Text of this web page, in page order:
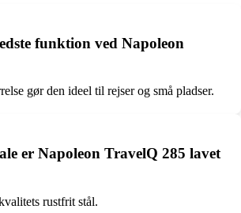
funktion ved Napoleon
gør den ideel til rejser og små pladser.
er Napoleon TravelQ 285 lavet
rustfrit stål.